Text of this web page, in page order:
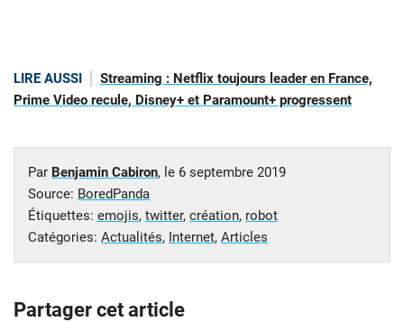
LIRE AUSSI
Streaming : Netflix toujours leader en France,
Prime Video recule, Disney+ et Paramount+ progressent
Par Benjamin Cabiron, le 6 septembre 2019
Source: BoredPanda
Étiquettes: emojis, twitter, création, robot
Catégories: Actualités, Internet, Articles
Partager cet article